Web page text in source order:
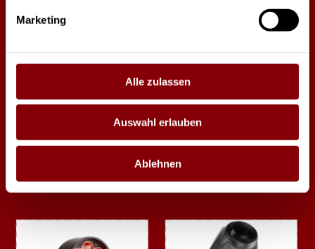
Marketing
Alle zulassen
Auswahl erlauben
Ablehnen
Robe Painte Elation Dartz 360